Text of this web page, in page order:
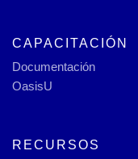
CAPACITACIÓN
Documentación
OasisU
RECURSOS